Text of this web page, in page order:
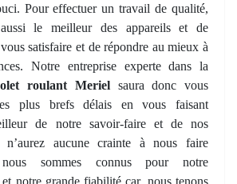
Pour effectuer un travail de qualité,
le meilleur des appareils et de
satisfaire et de répondre au mieux à
Notre entreprise experte dans la
roulant Merielsaura donc vous
plus brefs délais en vous faisant
de notre savoir-faire et de nos
n’aurez aucune crainte à nous faire
sommes connus pour notre
notre grande fiabilité car, nous tenons